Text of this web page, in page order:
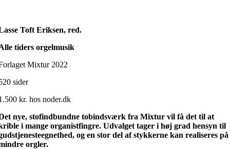
Toft Eriksen, red.
tiders orgelmusik
Mixtur 2022
sider
kr. hos noder.dk
nye, stofindbundne tobindsværk fra Mixtur vil få det til at
i mange organistfingre. Udvalget tager i høj grad hensyn til
og en stor del af stykkerne kan realiseres på
orgler.